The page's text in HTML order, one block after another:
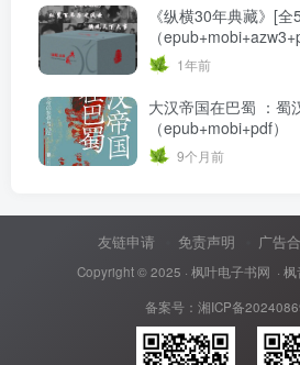
《纵横30年典藏》[全
（
1年前
大汉帝国在巴蜀 ：蜀
（epub+mobi+pdf）
9个月前
友链申请 免责声明 广告
Copyright © 2025 · 枫叶电子书网 ·
备案号： 湘ICP备